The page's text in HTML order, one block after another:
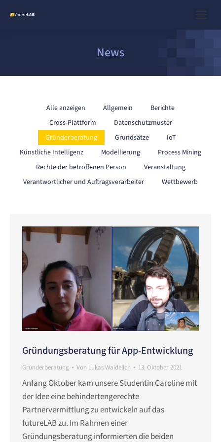
News
Alle anzeigen Allgemein
Berichte
Cross-Plattform
Datenschutzmuster
Gründerberatung
Grundsätze
IoT
Künstliche Intelligenz
Modellierung
Process Mining
Rechte der betroffenen Person
Veranstaltung
Verantwortlicher und Auftragsverarbeiter
Wettbewerb
Gründungsberatung für App-Entwicklung
Gründerberatung Von Lukas Waidelich 13. Oktober 2021
Anfang Oktober kam unsere Studentin Caroline mit
der Idee eine behindertengerechte
Partnervermittlung zu entwickeln auf das
futureLAB zu. Im Rahmen einer
Gründungsberatung informierten die beiden